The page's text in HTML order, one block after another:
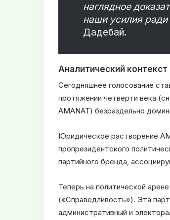
наглядное
наши усилия ради
Дадебай.
Аналитический
Сегодняшнее голосование
протяжении четверти века
AMANAT) безраздельно
Юридическое растворение
пропрезидентского
партийного бренда,
Теперь на политической
(«Справедливость»). Эта
административный и